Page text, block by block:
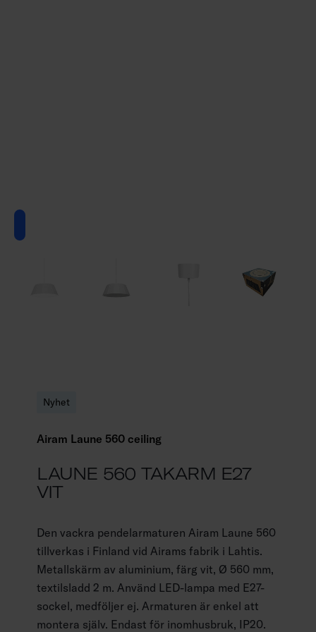
Nyhet
Airam Laune 560 ceiling
LAUNE 560 TAKARM E27
VIT
Den vackra pendelarmaturen Airam Laune 560
tillverkas i Finland vid Airams fabrik i Lahtis.
Metallskärm av aluminium, färg vit, Ø 560 mm,
textilsladd 2 m. Använd LED-lampa med E27-
sockel, medföljer ej. Armaturen är enkel att
montera själv. Endast för inomhusbruk, IP20.